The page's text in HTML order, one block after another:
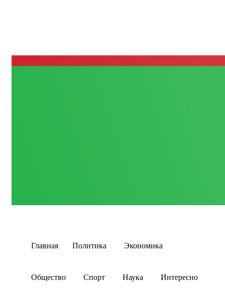
Главная Политика Экономика
Общество Спорт Наука Интересно